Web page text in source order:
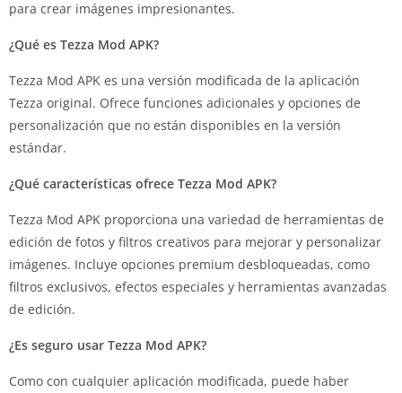
para crear imágenes impresionantes.
¿Qué es Tezza Mod APK?
Tezza Mod APK es una versión modificada de la aplicación
Tezza original. Ofrece funciones adicionales y opciones de
personalización que no están disponibles en la versión
estándar.
¿Qué características ofrece Tezza Mod APK?
Tezza Mod APK proporciona una variedad de herramientas de
edición de fotos y filtros creativos para mejorar y personalizar
imágenes. Incluye opciones premium desbloqueadas, como
filtros exclusivos, efectos especiales y herramientas avanzadas
de edición.
¿Es seguro usar Tezza Mod APK?
Como con cualquier aplicación modificada, puede haber